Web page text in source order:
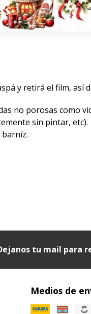
y retirá el film, así
no porosas como
sin pintar, etc).
tu mail para
Medios de